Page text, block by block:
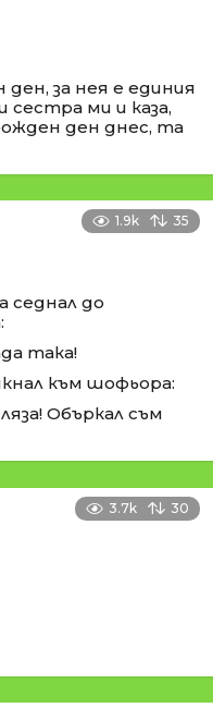
за нея е единия
ми и каза,
ден днес, та
1.9k 35
седнал до
така!
към шофьора:
Объркал съм
3.7k 30